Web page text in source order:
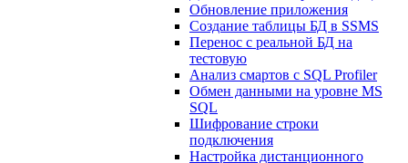
Обновление приложения
Создание таблицы БД в SSMS
Перенос с реальной БД на
тестовую
Анализ смартов с SQL Profiler
Обмен данными на уровне MS
SQL
Шифрование строки
подключения
Настройка дистанционного